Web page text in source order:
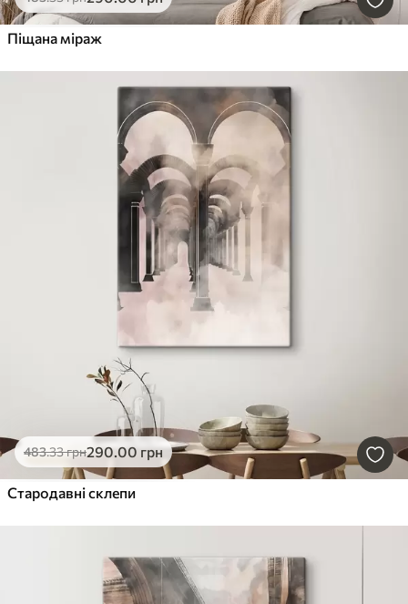
Піщана міраж
483.33грн290.00 грн
Стародавні склепи